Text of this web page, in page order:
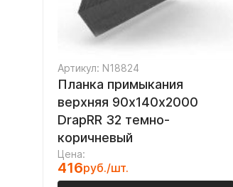
Артикул: N18824
Планка примыкания
верхняя 90х140х2000
DrapRR 32 темно-
коричневый
Цена:
416руб./шт.